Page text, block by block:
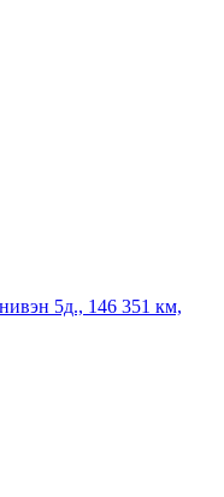
5д., 146 351 км,